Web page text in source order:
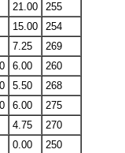
21.00
255
15.00
254
7.25
269
6.00
260
5.50
268
6.00
275
4.75
270
0.00 250